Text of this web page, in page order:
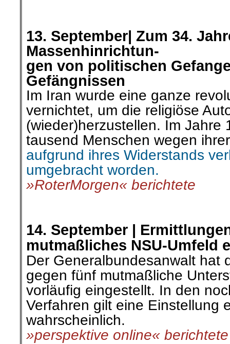
13. September Zum 34.
Massenhinrichtun-
gen von politischen
Gefängnissen
Im Iran wurde eine ganze
vernichtet, um die religiöse
(wieder)herzustellen. Im Jahre
tausend Menschen wegen
aufgrund ihres Widerstands
umgebracht worden.
»RoterMorgen« berichtete
14. September |
mutmaßliches NSU-Umfeld
Der Generalbundesanwalt hat
gegen fünf mutmaßliche
vorläufig eingestellt. In den
Verfahren gilt eine Einstellung
wahrscheinlich.
»perspektive online« berichtete